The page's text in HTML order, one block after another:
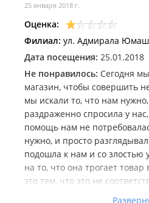
25 января 2018 г.
Оценка:
Филиал: ул. Адмирала
Дата посещения: 25.01.2018
Не понравилось: Сегодня
магазин, чтобы совершить
мы искали то, что нам
раздраженно спросила у
помощь нам не
нужно, и просто
подошла к нам и со злостью
на то, что она трогает
это тем, что это не